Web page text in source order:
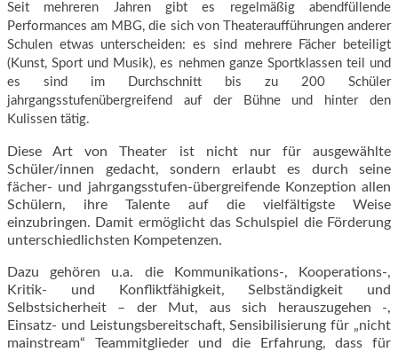
Seit mehreren Jahren gibt es regelmäßig abendfüllende
Performances am MBG, die sich von Theateraufführungen anderer
Schulen etwas unterscheiden: es sind mehrere Fächer beteiligt
(Kunst, Sport und Musik), es nehmen ganze Sportklassen teil und
es sind im Durchschnitt bis zu 200 Schüler
jahrgangsstufenübergreifend auf der Bühne und hinter den
Kulissen tätig.
Diese Art von Theater ist nicht nur für ausgewählte
Schüler/innen gedacht, sondern erlaubt es durch seine
fächer- und jahrgangsstufen-übergreifende Konzeption allen
Schülern, ihre Talente auf die vielfältigste Weise
einzubringen. Damit ermöglicht das Schulspiel die Förderung
unterschiedlichsten Kompetenzen.
Dazu gehören u.a. die Kommunikations-, Kooperations-,
Kritik- und Konfliktfähigkeit, Selbständigkeit und
Selbstsicherheit – der Mut, aus sich herauszugehen -,
Einsatz- und Leistungsbereitschaft, Sensibilisierung für „nicht
mainstream“ Teammitglieder und die Erfahrung, dass für